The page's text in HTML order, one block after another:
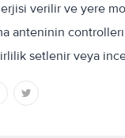
verilir ve yere
anteninin controllerı
setlenir veya ince